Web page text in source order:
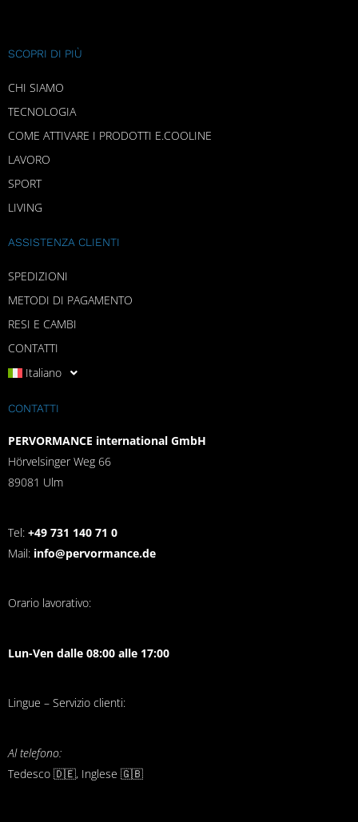
SCOPRI DI PIÙ
CHI SIAMO
TECNOLOGIA
COME ATTIVARE I PRODOTTI E.COOLINE
LAVORO
SPORT
LIVING
ASSISTENZA CLIENTI
SPEDIZIONI
METODI DI PAGAMENTO
RESI E CAMBI
CONTATTI
Italiano
CONTATTI
PERVORMANCE international GmbH
Hörvelsinger Weg 66
89081 Ulm
Tel: +49 731 140 71 0
Mail: info@pervormance.de
Orario lavorativo:
Lun-Ven dalle 08:00 alle 17:00
Lingue – Servizio clienti:
Al telefono:
Tedesco 🇩🇪, Inglese 🇬🇧